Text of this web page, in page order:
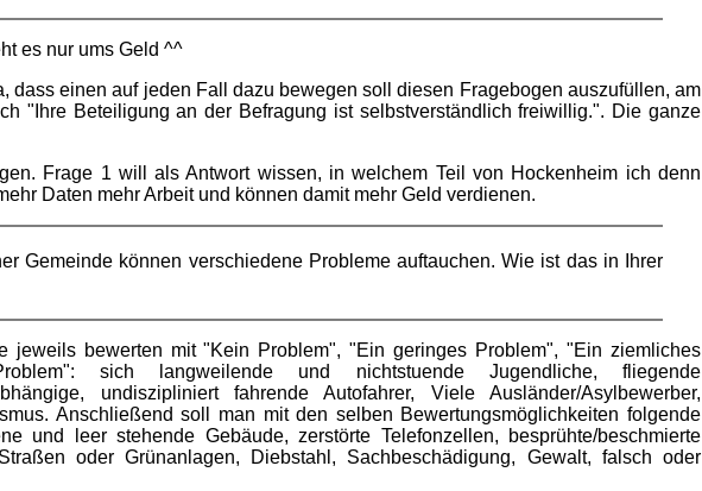
es nur ums Geld ^^
dass einen auf jeden Fall dazu bewegen soll diesen Fragebogen auszufüllen, am
"Ihre Beteiligung an der Befragung ist selbstverständlich freiwillig.". Die ganze
Frage 1 will als Antwort wissen, in welchem Teil von Hockenheim ich denn
Daten mehr Arbeit und können damit mehr Geld verdienen.
Gemeinde können verschiedene Probleme auftauchen. Wie ist das in Ihrer
jeweils bewerten mit "Kein Problem", "Ein geringes Problem", "Ein ziemliches
sich langweilende und nichtstuende Jugendliche, fliegende
undiszipliniert fahrende Autofahrer, Viele Ausländer/Asylbewerber,
Anschließend soll man mit den selben Bewertungsmöglichkeiten folgende
und leer stehende Gebäude, zerstörte Telefonzellen, besprühte/beschmierte
oder Grünanlagen, Diebstahl, Sachbeschädigung, Gewalt, falsch oder